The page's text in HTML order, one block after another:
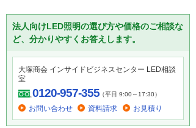
法人向けLED照明の選び方や価格のご相談な
ど、分かりやすくお答えします。
大塚商会 インサイドビジネスセンター LED相談
室
0120-957-355（平日 9:00～17:30）
お問い合わせ 資料請求 お見積り